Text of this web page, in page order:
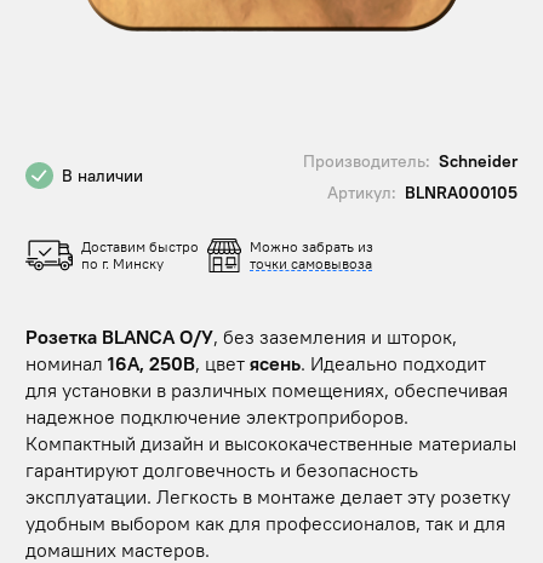
В наличии
Производитель: Schneider
Артикул: BLNRA000105
Доставим быстро
по г. Минску
Можно забрать из
точки самовывоза
Розетка BLANCA О/У, без заземления и шторок,
номинал 16А, 250В, цвет ясень. Идеально подходит
для установки в различных помещениях, обеспечивая
надежное подключение электроприборов.
Компактный дизайн и высококачественные материалы
гарантируют долговечность и безопасность
эксплуатации. Легкость в монтаже делает эту розетку
удобным выбором как для профессионалов, так и для
домашних мастеров.